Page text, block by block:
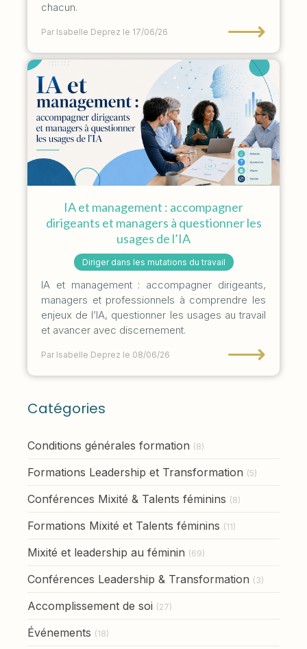
chacun.
Par Isabelle Deprez le 17/06/26 ⟶
IA et management : accompagner
dirigeants et managers à questionner les
usages de l’IA
Diriger dans les mutations du travail
IA et management : accompagner dirigeants,
managers et professionnels à comprendre les
enjeux de l’IA, questionner les usages au travail
et avancer avec discernement.
Par Isabelle Deprez le 08/06/26 ⟶
Catégories
Conditions générales formation (8)
Formations Leadership et Transformation (5)
Conférences Mixité & Talents féminins (8)
Formations Mixité et Talents féminins (11)
Mixité et leadership au féminin (69)
Conférences Leadership & Transformation (3)
Accomplissement de soi (27)
Événements (18)